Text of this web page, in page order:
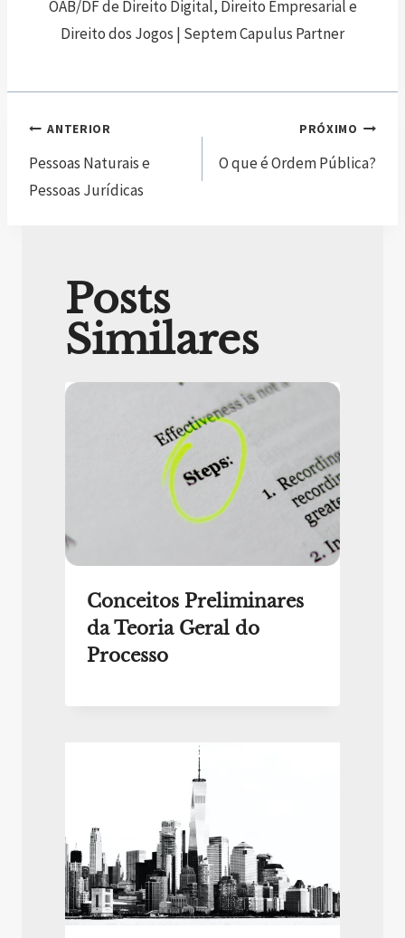
OAB/DF de Direito Digital, Direito Empresarial e
Direito dos Jogos | Septem Capulus Partner
ANTERIOR
Pessoas Naturais e
Pessoas Jurídicas
PRÓXIMO
O que é Ordem Pública?
Posts
Similares
Conceitos Preliminares
da Teoria Geral do
Processo